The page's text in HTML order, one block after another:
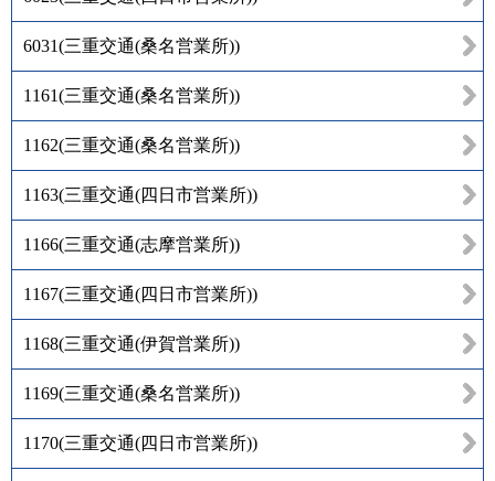
6031(三重交通(桑名営業所))
1161(三重交通(桑名営業所))
1162(三重交通(桑名営業所))
1163(三重交通(四日市営業所))
1166(三重交通(志摩営業所))
1167(三重交通(四日市営業所))
1168(三重交通(伊賀営業所))
1169(三重交通(桑名営業所))
1170(三重交通(四日市営業所))